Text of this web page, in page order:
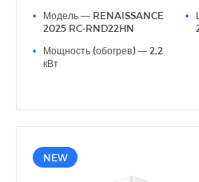
Дополнительная шумоизоляция
Индикация утечки хладагента
Функция Smart Defrost
•
Модель — RENAISSANCE
2025 RC-RND22HN
•
Мощность (обогрев) — 2,2
кВт
•
NEW